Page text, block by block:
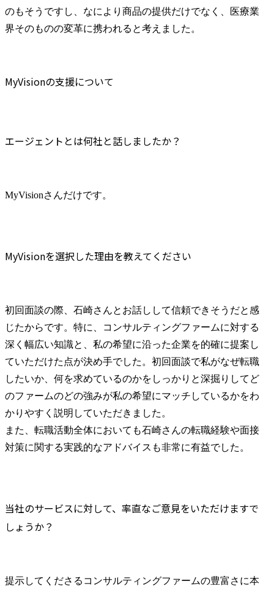
のもそうですし、なにより商品の提供だけでなく、医療業
界そのものの変革に携われると考えました。
MyVisionの支援について
エージェントとは何社と話しましたか？
MyVisionさんだけです。
MyVisionを選択した理由を教えてください
初回面談の際、石崎さんとお話しして信頼できそうだと感
じたからです。特に、コンサルティングファームに対する
深く幅広い知識と、私の希望に沿った企業を的確に提案し
ていただけた点が決め手でした。初回面談で私がなぜ転職
したいか、何を求めているのかをしっかりと深掘りしてど
のファームのどの強みが私の希望にマッチしているかをわ
かりやすく説明していただきました。
また、転職活動全体においても石崎さんの転職経験や面接
対策に関する実践的なアドバイスも非常に有益でした。
当社のサービスに対して、率直なご意見をいただけますで
しょうか？
提示してくださるコンサルティングファームの豊富さに本